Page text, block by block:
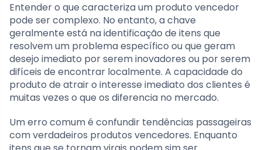
Entender o que caracteriza um produto vencedor
pode ser complexo. No entanto, a chave
geralmente está na identificação de itens que
resolvem um problema específico ou que geram
desejo imediato por serem inovadores ou por serem
difíceis de encontrar localmente. A capacidade do
produto de atrair o interesse imediato dos clientes é
muitas vezes o que os diferencia no mercado.
Um erro comum é confundir tendências passageiras
com verdadeiros produtos vencedores. Enquanto